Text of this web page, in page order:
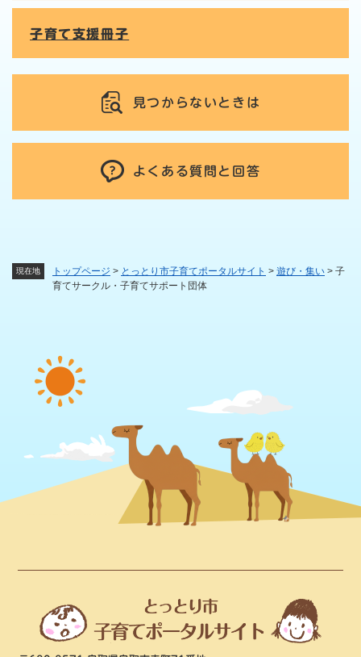
現在地 トップページ > とっとり市子育てポータルサイト > 遊び・集い > 子
育てサークル・子育てサポート団体
子育て支援冊子
見つからないときは
よくある質問と回答